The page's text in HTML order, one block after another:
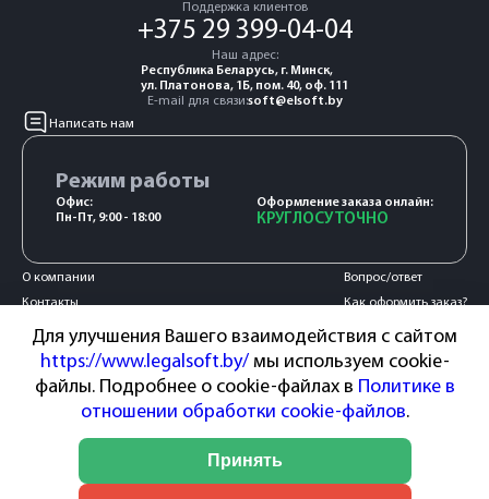
Для улучшения Вашего взаимодействия с сайтом
https://www.legalsoft.by/мы используем cookie-
файлы. Подробнее о cookie-файлах в Политике в
отношении обработки cookie-файлов.
Принять
Поддержка клиентов
+375 29 399-04-04
Наш адрес:
Республика Беларусь, г. Минск,
ул. Платонова, 1Б, пом. 40, оф. 111
E-mail для связи:soft@elsoft.by
Написать нам
Режим работы
Офис:
Пн-Пт, 9:00 - 18:00
Оформление заказа онлайн:
КРУГЛОСУТОЧНО
О компании
Контакты
Акции и новости
Сотрудничество
Пользовательское
Вопрос/ответ
Как оформить заказ?
Оплата и доставка
Гарантия и возврат
Способы оплаты: